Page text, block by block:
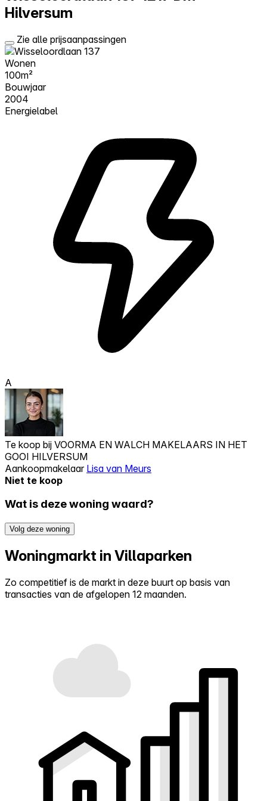
Hilversum
Zie alle prijsaanpassingen
Wonen
100m²
Bouwjaar
2004
Energielabel
A
Te koop bij VOORMA EN WALCH MAKELAARS IN HET
GOOI HILVERSUM
Aankoopmakelaar Lisa van Meurs
Niet te koop
Wat is deze woning waard?
Volg deze woning
Woningmarkt in Villaparken
Zo competitief is de markt in deze buurt op basis van
transacties van de afgelopen 12 maanden.